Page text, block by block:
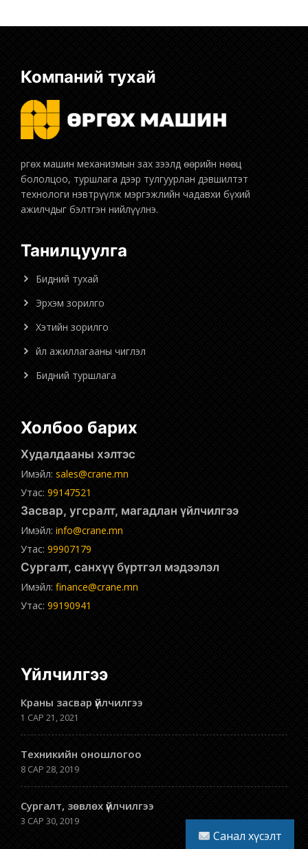
Компаний тухай
бололцоо, туршлага дээр тулгуурлан дэвшилтэт
технологи нэвтрүүлж мэргэжлийн чадавхи бүхий
ажилчдыг бэлтгэн нийлүүлнэ.
Танилцуулга
Бидний тухай
Эрхэм зорилго
Хэтийн зорилго
Үйл ажиллагааны чиглэл
Бидний туршлага
Холбоо барих
Худалдааны хэлтэс
Имэйл: sales@crane.mn
Утас: 99147521
Засвар, угсралт, магадлан үйлчилгээ
Имэйл: info@crane.mn
Утас: 99907179
Сургалт, санхүү бүртгэл мэдээлэл
Имэйл: finance@crane.mn
Утас: 99190941
Үйлчилгээ
Краны засвар үйлчилгээ
1 САР 21, 2021
Техникийн оношлогоо
8 САР 28, 2019
Сургалт, зөвлөх үйлчилгээ
3 САР 30, 2019
Санал хүсэлт